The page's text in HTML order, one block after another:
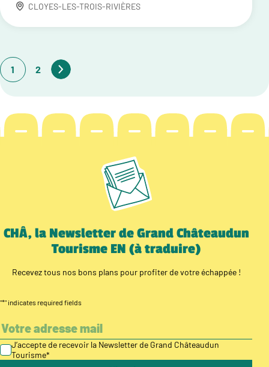
CLOYES-LES-TROIS-RIVIÈRES
1 2
CHÂ, la Newsletter de Grand Châteaudun
Tourisme EN (à traduire)
Recevez tous nos bons plans pour profiter de votre échappée !
"*" indicates required fields
J’accepte de recevoir la Newsletter de Grand Châteaudun
Tourisme*